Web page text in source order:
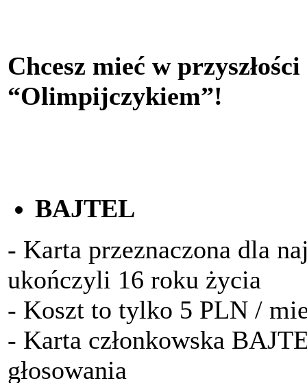
Chcesz mieć w
“Olimpijczykiem”!
BAJTEL
- Karta przeznaczona dla
ukończyli 16 roku życia
- Koszt to tylko 5 PLN /
- Karta członkowska
głosowania